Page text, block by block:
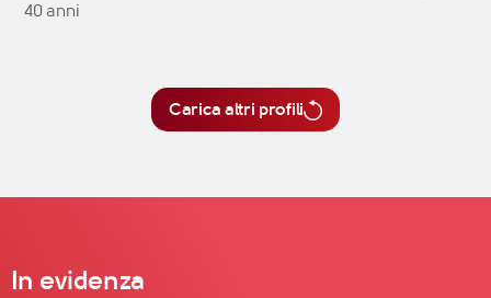
40 anni
Carica altri profili
In evidenza